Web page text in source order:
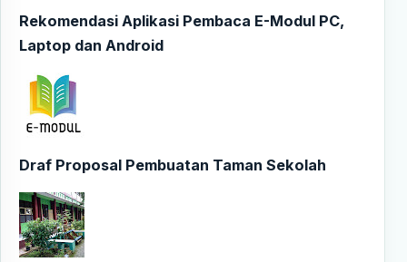
Rekomendasi Aplikasi Pembaca E-Modul PC,
Laptop dan Android
Draf Proposal Pembuatan Taman Sekolah